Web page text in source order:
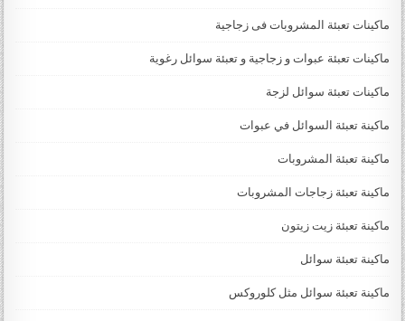
ماكينات تعبئة المشروبات فى زجاجية
ماكينات تعبئة عبوات و زجاجية و تعبئة سوائل رغوية
ماكينات تعبئة سوائل لزجة
‏‏‏ماكينة تعبئة السوائل في عبوات
ماكينة تعبئة المشروبات
ماكينة تعبئة زجاجات المشروبات
ماكينة تعبئة زيت زيتون
ماكينة تعبئة سوائل
ماكينة تعبئة سوائل مثل كلوروكس